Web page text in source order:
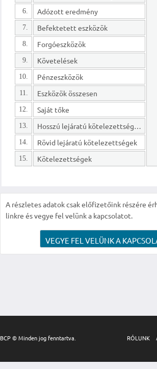
6. Adózott eredmény
7. Befektetett eszközök
8. Forgóeszközök
9. Követelések
10. Pénzeszközök
11. Eszközök összesen
12. Saját tőke
13. Hosszú lejáratú kötelezettségek
14. Rövid lejáratú kötelezettségek
15. Kötelezettségek
A részletes adatok csak előfizetőink részére
linkre és vegye fel velünk a kapcsolatot.
VEGYE FEL VELÜNK A
BCP © Minden jog fenntartva. RÓLUNK